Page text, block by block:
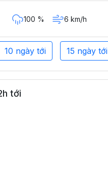
100 % 6 km/h
10 ngày tới 15 ngày tới
tới